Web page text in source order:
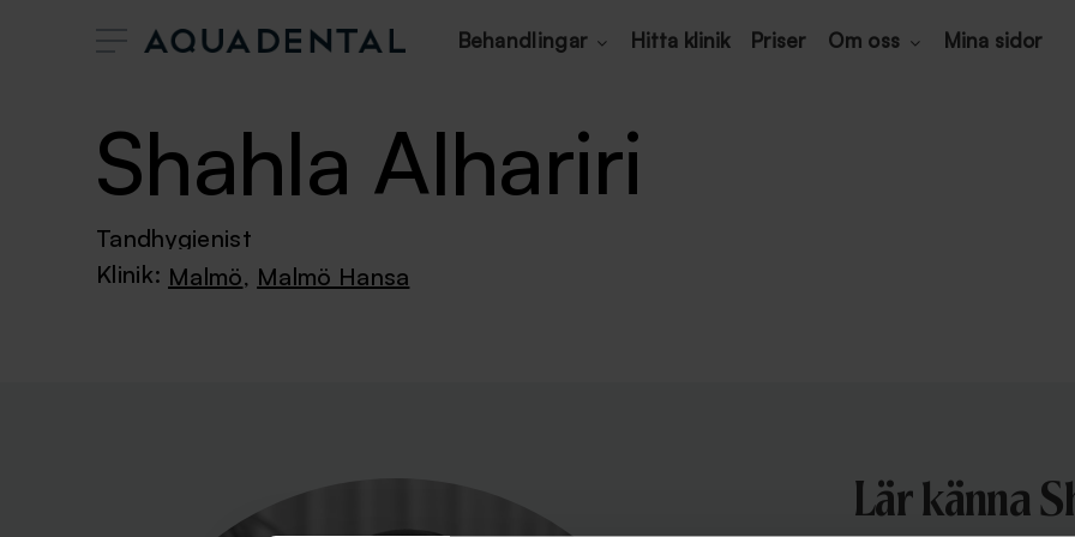
Behandlingar Hitta klinik Priser Om oss Mina sidor
Shahla Alhariri
Tandhygienist
Klinik: Malmö, Malmö Hansa
Lär känna